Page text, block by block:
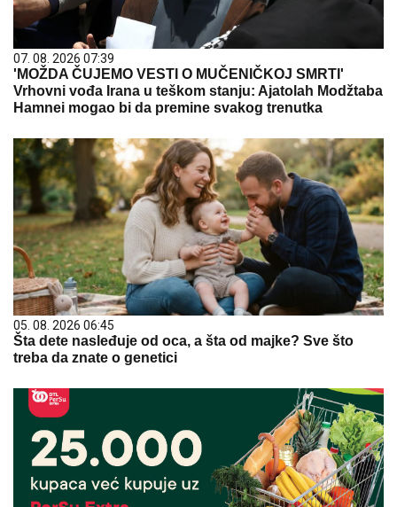
07. 08. 2026 07:39
'MOŽDA ČUJEMO VESTI O MUČENIČKOJ SMRTI'
Vrhovni vođa Irana u teškom stanju: Ajatolah Modžtaba
Hamnei mogao bi da premine svakog trenutka
05. 08. 2026 06:45
Šta dete nasleđuje od oca, a šta od majke? Sve što
treba da znate o genetici